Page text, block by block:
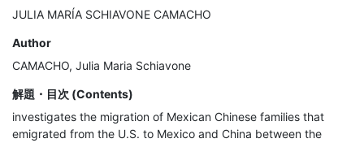
JULIA MARÍA SCHIAVONE CAMACHO
Author
CAMACHO, Julia Maria Schiavone
解題・目次 (Contents)
investigates the migration of Mexican Chinese families that
emigrated from the U.S. to Mexico and China between the